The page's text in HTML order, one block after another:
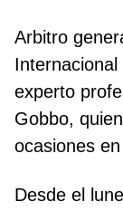
Arbitro
Internacional
experto
Gobbo,
ocasiones
Desde el